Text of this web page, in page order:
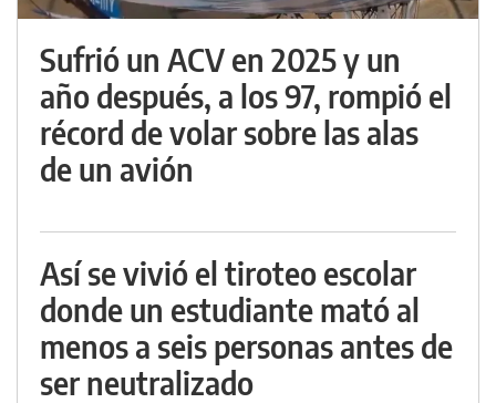
Sufrió un ACV en 2025 y un
año después, a los 97, rompió el
récord de volar sobre las alas
de un avión
Así se vivió el tiroteo escolar
donde un estudiante mató al
menos a seis personas antes de
ser neutralizado